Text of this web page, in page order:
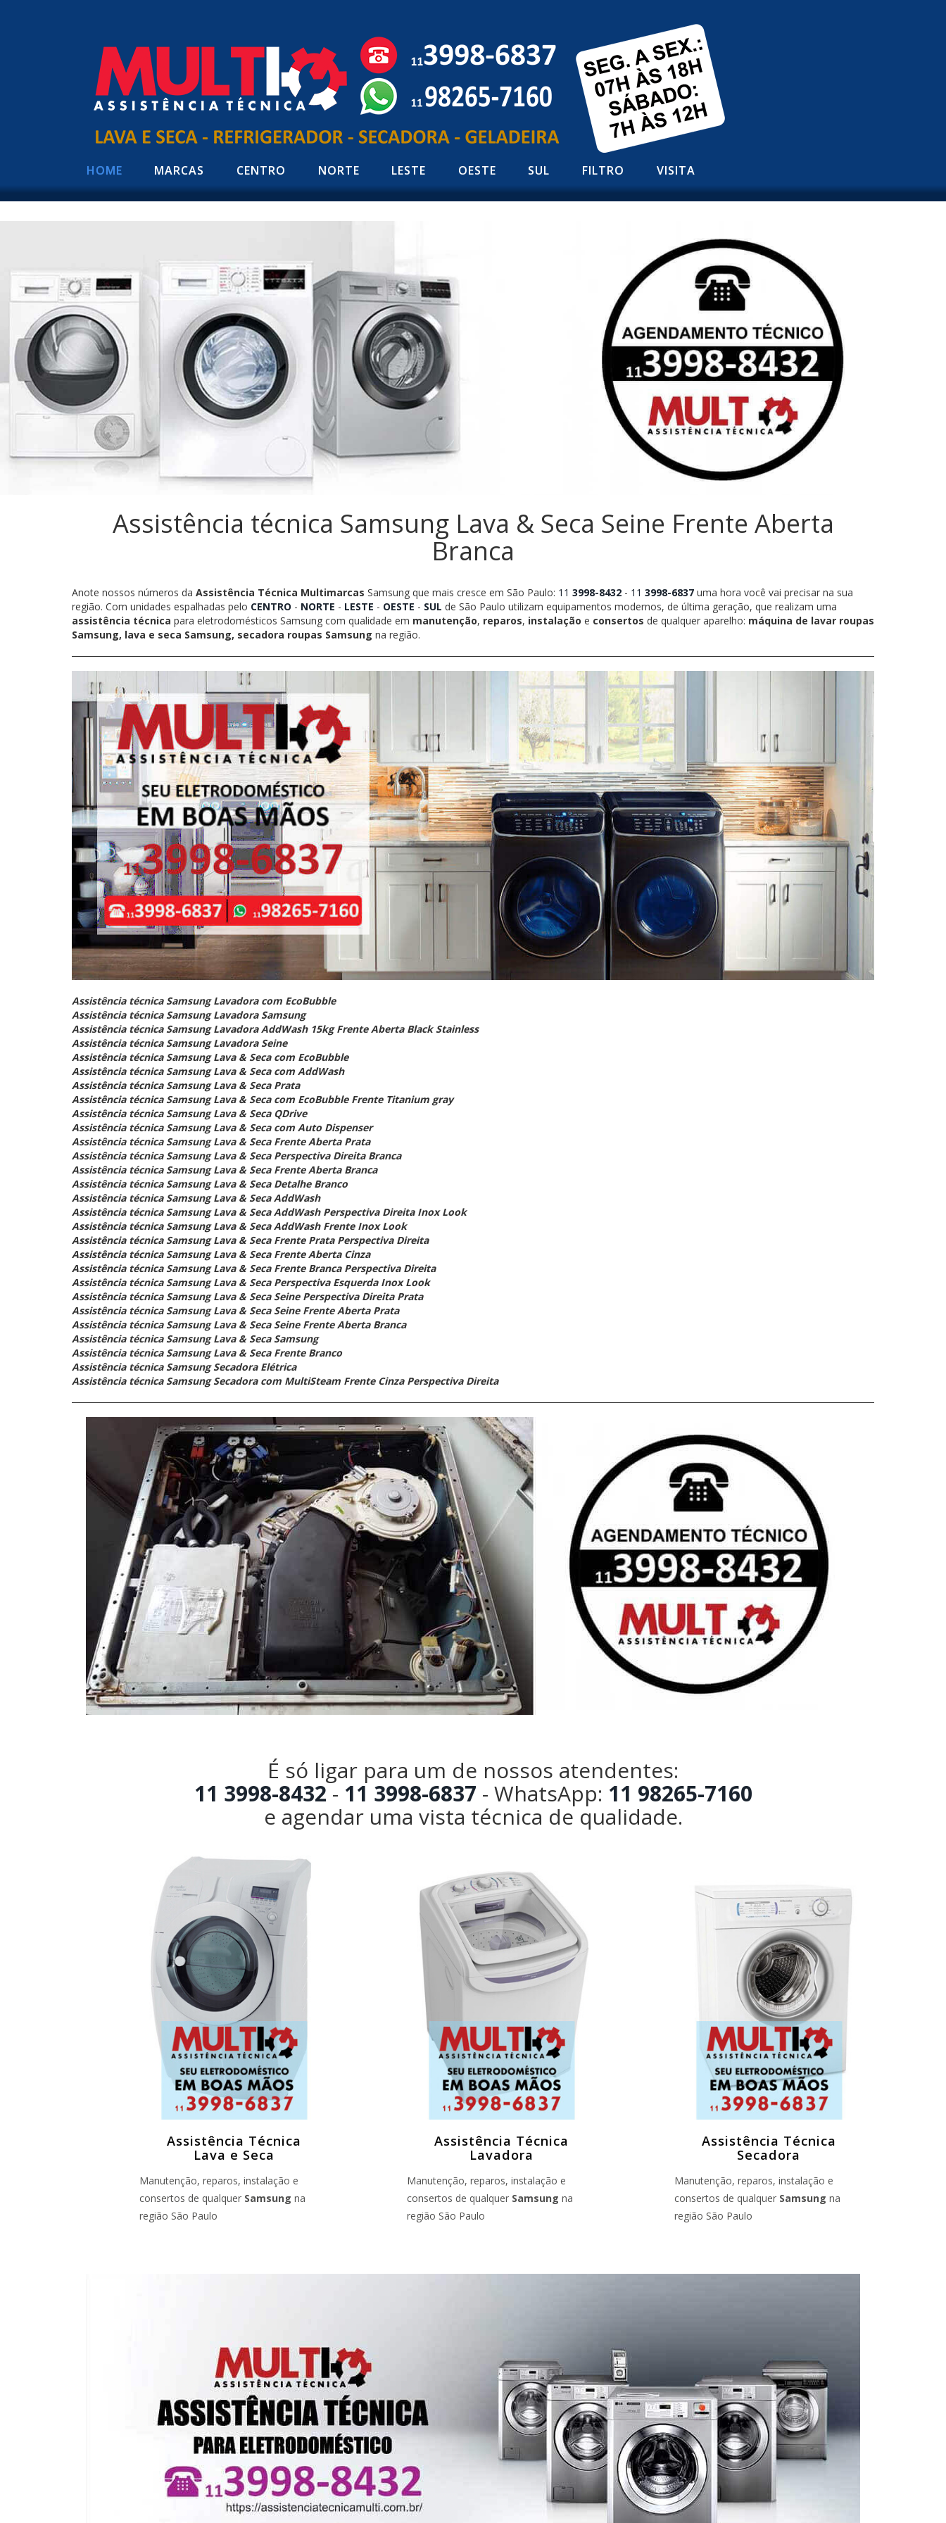
HOME MARCAS CENTRO NORTE LESTE OESTE SUL FILTRO VISITA
Assistência técnica Samsung Lava & Seca Seine Frente Aberta
Branca
Anote nossos números da Assistência Técnica Multimarcas Samsung que mais cresce em São Paulo: 11 3998-8432 - 11 3998-6837 uma hora você vai precisar na sua
região. Com unidades espalhadas pelo CENTRO - NORTE - LESTE - OESTE - SUL de São Paulo utilizam equipamentos modernos, de última geração, que realizam uma
assistência técnica para eletrodomésticos Samsung com qualidade em manutenção, reparos, instalação e consertos de qualquer aparelho: máquina de lavar roupas
Samsung, lava e seca Samsung, secadora roupas Samsung na região.
Assistência técnica Samsung Lavadora com EcoBubble
Assistência técnica Samsung Lavadora Samsung
Assistência técnica Samsung Lavadora AddWash 15kg Frente Aberta Black Stainless
Assistência técnica Samsung Lavadora Seine
Assistência técnica Samsung Lava & Seca com EcoBubble
Assistência técnica Samsung Lava & Seca com AddWash
Assistência técnica Samsung Lava & Seca Prata
Assistência técnica Samsung Lava & Seca com EcoBubble Frente Titanium gray
Assistência técnica Samsung Lava & Seca QDrive
Assistência técnica Samsung Lava & Seca com Auto Dispenser
Assistência técnica Samsung Lava & Seca Frente Aberta Prata
Assistência técnica Samsung Lava & Seca Perspectiva Direita Branca
Assistência técnica Samsung Lava & Seca Frente Aberta Branca
Assistência técnica Samsung Lava & Seca Detalhe Branco
Assistência técnica Samsung Lava & Seca AddWash
Assistência técnica Samsung Lava & Seca AddWash Perspectiva Direita Inox Look
Assistência técnica Samsung Lava & Seca AddWash Frente Inox Look
Assistência técnica Samsung Lava & Seca Frente Prata Perspectiva Direita
Assistência técnica Samsung Lava & Seca Frente Aberta Cinza
Assistência técnica Samsung Lava & Seca Frente Branca Perspectiva Direita
Assistência técnica Samsung Lava & Seca Perspectiva Esquerda Inox Look
Assistência técnica Samsung Lava & Seca Seine Perspectiva Direita Prata
Assistência técnica Samsung Lava & Seca Seine Frente Aberta Prata
Assistência técnica Samsung Lava & Seca Seine Frente Aberta Branca
Assistência técnica Samsung Lava & Seca Samsung
Assistência técnica Samsung Lava & Seca Frente Branco
Assistência técnica Samsung Secadora Elétrica
Assistência técnica Samsung Secadora com MultiSteam Frente Cinza Perspectiva Direita
É só ligar para um de nossos atendentes:
11 3998-8432- 11 3998-6837 - WhatsApp: 11 98265-7160
e agendar uma vista técnica de qualidade.
Assistência Técnica
Lava e Seca
Manutenção, reparos, instalação e
consertos de qualquer Samsung na
região São Paulo
Assistência Técnica
Lavadora
Manutenção, reparos, instalação e
consertos de qualquer Samsung na
região São Paulo
Assistência Técnica
Secadora
Manutenção, reparos, instalação e
consertos de qualquer Samsung na
região São Paulo